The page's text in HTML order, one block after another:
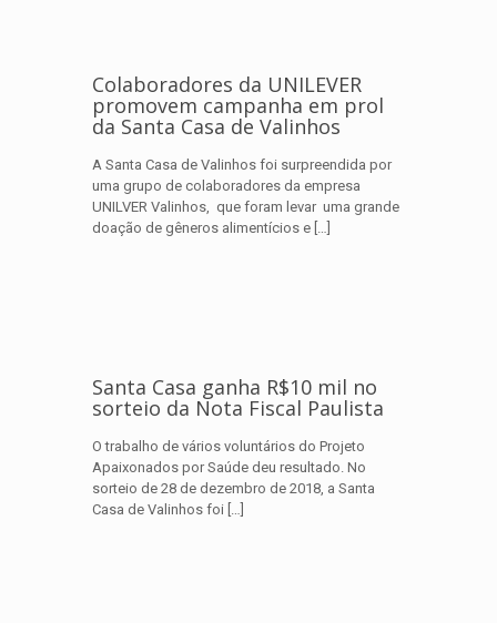
Colaboradores da UNILEVER
promovem campanha em prol
da Santa Casa de Valinhos
A Santa Casa de Valinhos foi surpreendida por
uma grupo de colaboradores da empresa
UNILVER Valinhos, que foram levar uma grande
doação de gêneros alimentícios e […]
Santa Casa ganha R$10 mil no
sorteio da Nota Fiscal Paulista
O trabalho de vários voluntários do Projeto
Apaixonados por Saúde deu resultado. No
sorteio de 28 de dezembro de 2018, a Santa
Casa de Valinhos foi […]